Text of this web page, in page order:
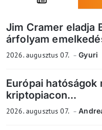
Jim Cramer eladja
árfolyam
2026. augusztus 07. Gyuri
Európai
kriptopiacon...
2026. augusztus 07.